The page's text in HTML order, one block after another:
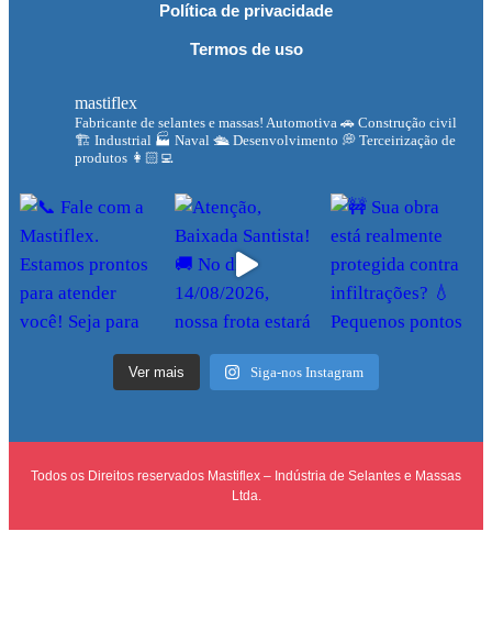
Política de privacidade
Termos de uso
mastiflex
Fabricante de selantes e massas! Automotiva 🚗 Construção civil
🏗 Industrial 🏭 Naval 🛳 Desenvolvimento 💭 Terceirização de
produtos 👩🏻‍💻
Ver mais Siga-nos Instagram
Todos os Direitos reservados Mastiflex – Indústria de Selantes e Massas
Ltda.